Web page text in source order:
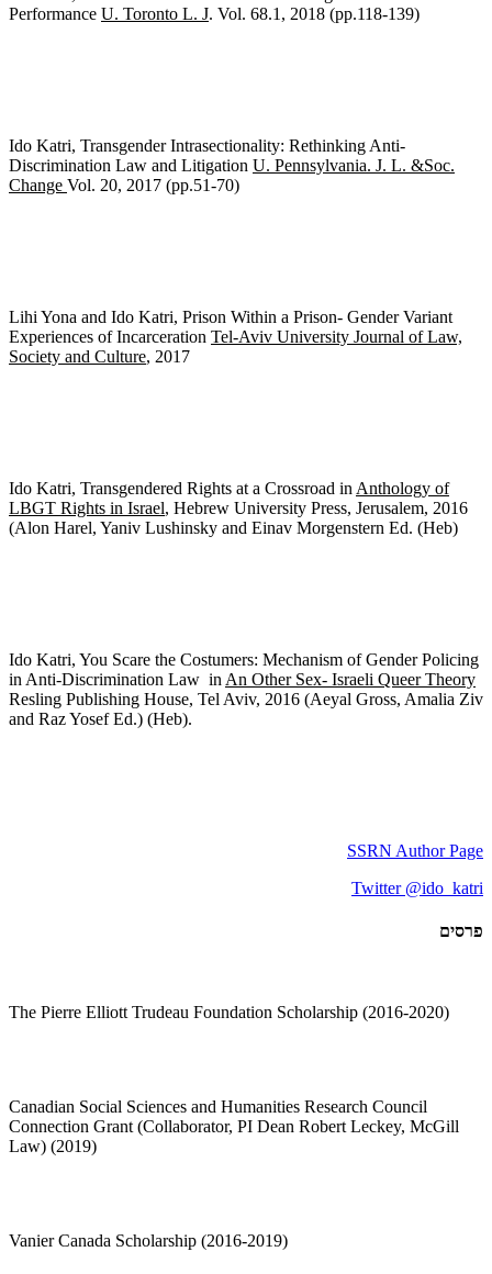
Performance U. Toronto L. J. Vol. 68.1, 2018 (pp.118-139)
Ido Katri, Transgender Intrasectionality: Rethinking Anti-
Discrimination Law and Litigation U. Pennsylvania. J. L. &Soc.
Change Vol. 20, 2017 (pp.51-70)
Lihi Yona and Ido Katri, Prison Within a Prison- Gender Variant
Experiences of Incarceration Tel-Aviv University Journal of Law,
Society and Culture, 2017
Ido Katri, Transgendered Rights at a Crossroad in Anthology of
LBGT Rights in Israel, Hebrew University Press, Jerusalem, 2016
(Alon Harel, Yaniv Lushinsky and Einav Morgenstern Ed. (Heb)
Ido Katri, You Scare the Costumers: Mechanism of Gender Policing
in Anti-Discrimination Law in An Other Sex- Israeli Queer Theory
Resling Publishing House, Tel Aviv, 2016 (Aeyal Gross, Amalia Ziv
and Raz Yosef Ed.) (Heb).
SSRN Author Page
Twitter @ido_katri
פרסים
The Pierre Elliott Trudeau Foundation Scholarship (2016-2020)
Canadian Social Sciences and Humanities Research Council
Connection Grant (Collaborator, PI Dean Robert Leckey, McGill
Law) (2019)
Vanier Canada Scholarship (2016-2019)